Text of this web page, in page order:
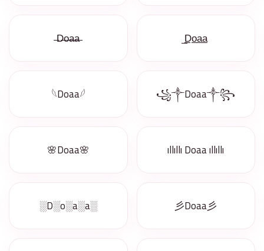
̶D̶o̶a̶a̶ ̲D̲o̲a̲a̲
𓆩Doaa𓆪 ꧁༒Doaa༒꧂
🌸Doaa🌸 ıllıllı Doaa ıllıllı
░D░o░a░a░ 彡Doaa彡